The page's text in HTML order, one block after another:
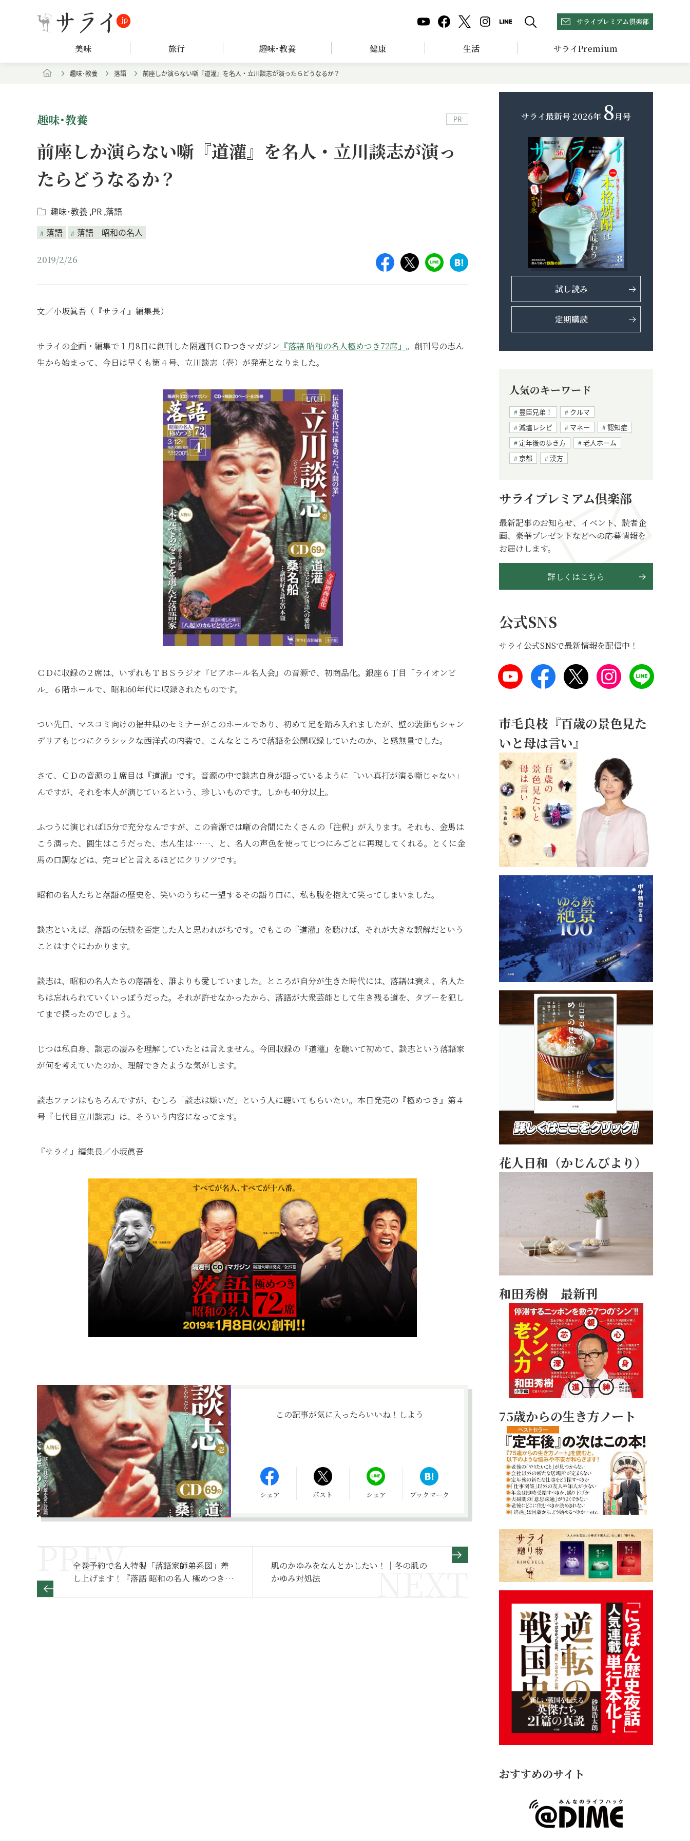
サライプレミアム倶楽部
美味 旅行 趣味･教養 健康 生活 サライPremium
趣味･教養 落語 前座しか演らない噺『道灌』を名人・立川談志が演ったらどうなるか？
趣味･教養
前座しか演らない噺『道灌』を名人・立川談志が演っ
たらどうなるか？
趣味･教養 PR 落語
落語
落語 昭和の名人
2019/2/26
PR
文／小坂眞吾（『サライ』編集長）
サライの企画・編集で１月8日に創刊した隔週刊ＣＤつきマガジン 『落語 昭和の名人極めつき72席』 。創刊号の志ん
生から始まって、今日は早くも第４号、立川談志（壱）が発売となりました。
ＣＤに収録の２席は、いずれもＴＢＳラジオ『ビアホール名人会』の音源で、初商品化。銀座６丁目「ライオンビ
ル」６階ホールで、昭和60年代に収録されたものです。
つい先日、マスコミ向けの福井県のセミナーがこのホールであり、初めて足を踏み入れましたが、壁の装飾もシャン
デリアもじつにクラシックな西洋式の内装で、こんなところで落語を公開収録していたのか、と感無量でした。
さて、ＣＤの音源の１席目は『道灌』です。音源の中で談志自身が語っているように「いい真打が演る噺じゃない」
んですが、それを本人が演じているという、珍しいものです。しかも40分以上。
ふつうに演じれば15分で充分なんですが、この音源では噺の合間にたくさんの「注釈」が入ります。それも、金馬は
こう演った、圓生はこうだった、志ん生は……、と、名人の声色を使ってじつにみごとに再現してくれる。とくに金
馬の口調などは、完コピと言えるほどにクリソツです。
昭和の名人たちと落語の歴史を、笑いのうちに一望するその語り口に、私も腹を抱えて笑ってしまいました。
談志といえば、落語の伝統を否定した人と思われがちです。でもこの『道灌』を聴けば、それが大きな誤解だという
ことはすぐにわかります。
談志は、昭和の名人たちの落語を、誰よりも愛していました。ところが自分が生きた時代には、落語は衰え、名人た
ちは忘れられていくいっぽうだった。それが許せなかったから、落語が大衆芸能として生き残る道を、タブーを犯し
てまで探ったのでしょう。
じつは私自身、談志の凄みを理解していたとは言えません。今回収録の『道灌』を聴いて初めて、談志という落語家
が何を考えていたのか、理解できたような気がします。
談志ファンはもちろんですが、むしろ「談志は嫌いだ」という人に聴いてもらいたい。本日発売の『極めつき』第４
号『七代目立川談志』は、そういう内容になってます。
『サライ』編集長／小坂眞吾
この記事が気に入ったらいいね！しよう
シェア ポスト シェア ブックマーク
全巻予約で名人特製「落語家師弟系図」差
し上げます！『落語 昭和の名人 極めつき
肌のかゆみをなんとかしたい！｜冬の肌の
かゆみ対処法
サライ最新号 2026年 8月号
試し読み
定期購読
人気のキーワード
豊臣兄弟！
クルマ
減塩レシピ
マネー
認知症
定年後の歩き方
老人ホーム
京都
漢方
サライプレミアム倶楽部
最新記事のお知らせ、イベント、読者企
画、豪華プレゼントなどへの応募情報を
お届けします。
詳しくはこちら
公式SNS
サライ公式SNSで最新情報を配信中！
市毛良枝『百歳の景色見た
いと母は言い』
花人日和（かじんびより）
和田秀樹 最新刊
75歳からの生き方ノート
おすすめのサイト